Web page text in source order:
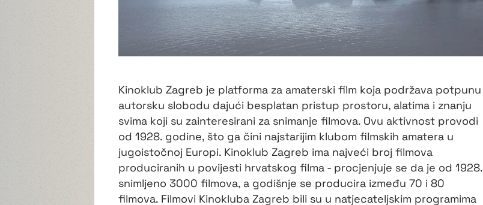
Kinoklub Zagreb je platforma za amaterski film koja podržava potpunu
autorsku slobodu dajući besplatan pristup prostoru, alatima i znanju
svima koji su zainteresirani za snimanje filmova. Ovu aktivnost provodi
od 1928. godine, što ga čini najstarijim klubom filmskih amatera u
jugoistočnoj Europi. Kinoklub Zagreb ima najveći broj filmova
produciranih u povijesti hrvatskog filma - procjenjuje se da je od 1928.
snimljeno 3000 filmova, a godišnje se producira između 70 i 80
filmova. Filmovi Kinokluba Zagreb bili su u natjecateljskim programima